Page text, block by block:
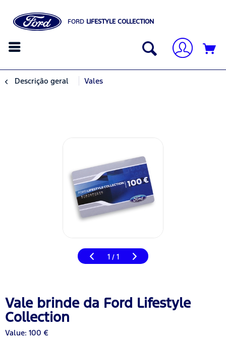
FORD LIFESTYLE COLLECTION
Descrição geral Vales
1 / 1
Vale brinde da Ford Lifestyle
Collection
Value: 100 €